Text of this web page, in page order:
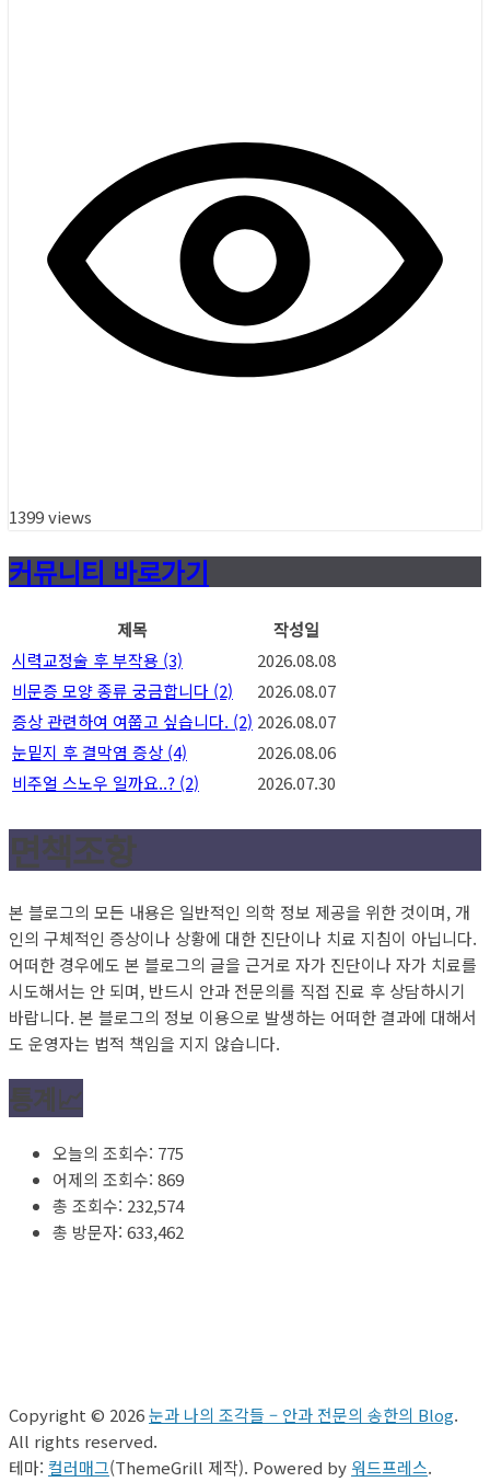
1399 views
커뮤니티 바로가기
제목
작성일
시력교정술 후 부작용 (3)
2026.08.08
비문증 모양 종류 궁금합니다 (2)
2026.08.07
증상 관련하여 여쭙고 싶습니다. (2) 2026.08.07
눈밑지 후 결막염 증상 (4)
2026.08.06
비주얼 스노우 일까요..? (2) 2026.07.30
면책조항
본 블로그의 모든 내용은 일반적인 의학 정보 제공을 위한 것이며, 개
인의 구체적인 증상이나 상황에 대한 진단이나 치료 지침이 아닙니다.
어떠한 경우에도 본 블로그의 글을 근거로 자가 진단이나 자가 치료를
시도해서는 안 되며, 반드시 안과 전문의를 직접 진료 후 상담하시기
바랍니다. 본 블로그의 정보 이용으로 발생하는 어떠한 결과에 대해서
도 운영자는 법적 책임을 지지 않습니다.
통계📈
오늘의 조회수: 775
어제의 조회수: 869
총 조회수: 232,574
총 방문자: 633,462
Copyright © 2026눈과 나의 조각들 – 안과 전문의 송한의 Blog.
All rights reserved.
테마: 컬러매그(ThemeGrill 제작). Powered by 워드프레스.